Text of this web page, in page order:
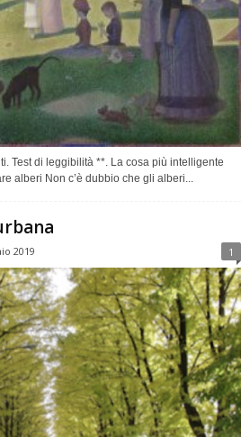
Test di leggibilità **. La cosa più intelligente
alberi Non c’è dubbio che gli alberi...
2019 1